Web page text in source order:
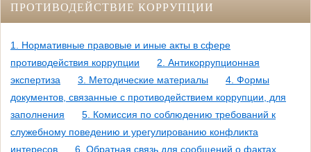
ПРОТИВОДЕЙСТВИЕ КОРРУПЦИИ
1. Нормативные правовые и иные акты в сфере
противодействия коррупции
2. Антикоррупционная
экспертиза
3. Методические материалы
4. Формы
документов, связанные с противодействием коррупции, для
заполнения
5. Комиссия по соблюдению требований к
служебному поведению и урегулированию конфликта
интересов
6. Обратная связь для сообщений о фактах